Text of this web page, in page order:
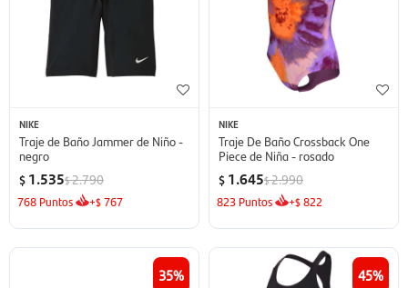
NIKE
Traje de Baño Jammer de Niño -
negro
$ 1.535$2.790
768 Puntos +$767
NIKE
Traje De Baño Crossback One
Piece de Niña - rosado
$ 1.645$2.990
823 Puntos +$822
35 45